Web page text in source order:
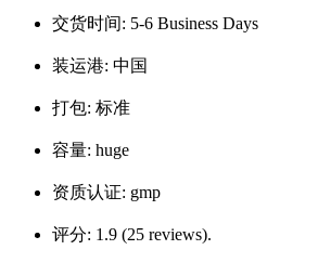
交货时间: 5-6 Business Days
装运港: 中国
打包: 标准
容量: huge
资质认证: gmp
评分: 1.9 (25 reviews).